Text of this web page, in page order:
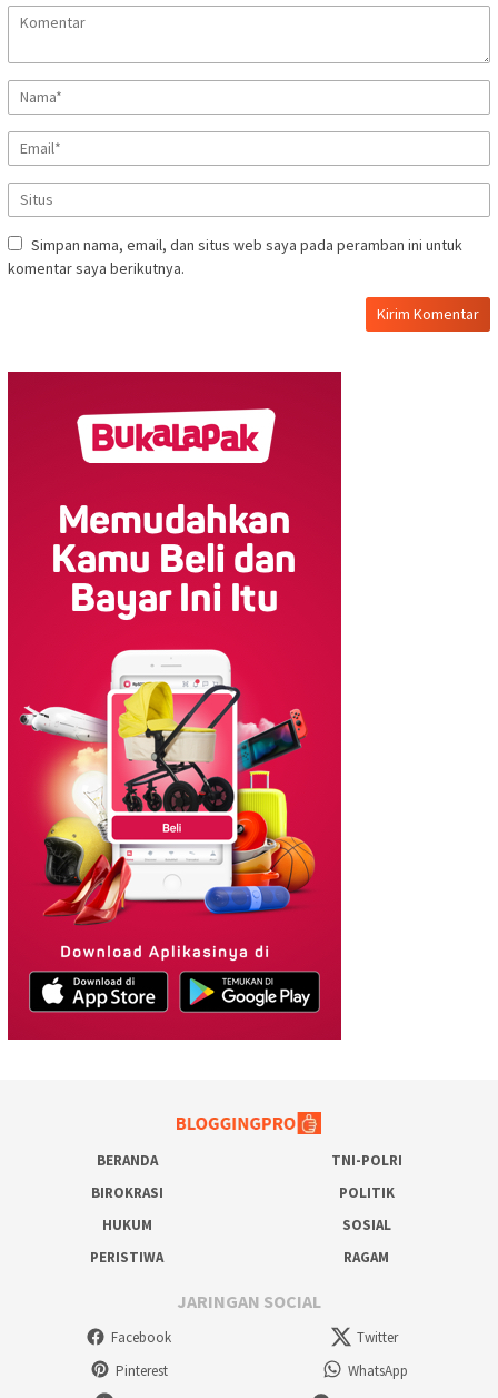
Simpan nama, email, dan situs web saya pada peramban ini untuk
komentar saya berikutnya.
BERANDA
TNI-POLRI
BIROKRASI
POLITIK
HUKUM
SOSIAL
PERISTIWA
RAGAM
JARINGAN SOCIAL
Facebook
Twitter
Pinterest
WhatsApp